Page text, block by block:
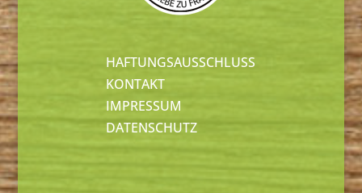
HAFTUNGSAUSSCHLUSS
KONTAKT
IMPRESSUM
DATENSCHUTZ